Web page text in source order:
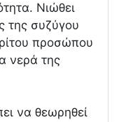
Νιώθει
της συζύγου
προσώπου
νερά της
να θεωρηθεί